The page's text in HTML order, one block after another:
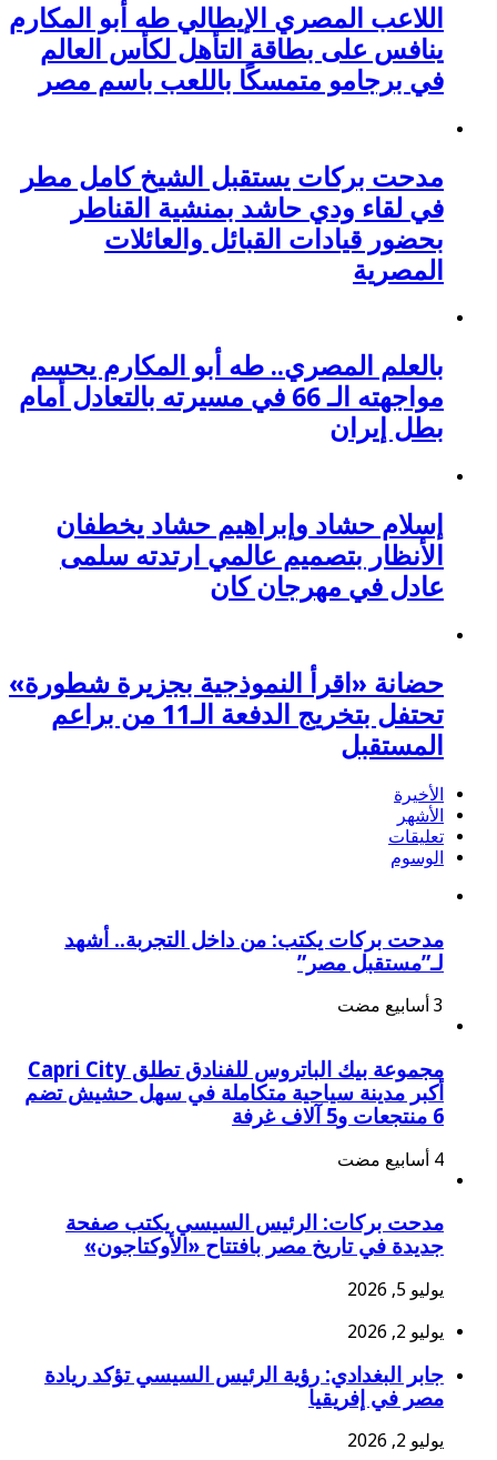
اللاعب المصري الإيطالي طه أبو المكارم
ينافس على بطاقة التأهل لكأس العالم
في برجامو متمسكًا باللعب باسم مصر
مدحت بركات يستقبل الشيخ كامل مطر
في لقاء ودي حاشد بمنشية القناطر
بحضور قيادات القبائل والعائلات
المصرية
بالعلم المصري.. طه أبو المكارم يحسم
مواجهته الـ 66 في مسيرته بالتعادل أمام
بطل إيران
إسلام حشاد وإبراهيم حشاد يخطفان
الأنظار بتصميم عالمي ارتدته سلمى
عادل في مهرجان كان
حضانة «اقرأ النموذجية بجزيرة شطورة»
تحتفل بتخريج الدفعة الـ11 من براعم
المستقبل
الأخيرة
الأشهر
تعليقات
الوسوم
مدحت بركات يكتب: من داخل التجربة.. أشهد
لـ”مستقبل مصر”
مجموعة بيك الباتروس للفنادق تطلق Capri City
أكبر مدينة سياحية متكاملة في سهل حشيش تضم
6 منتجعات و5 آلاف غرفة
مدحت بركات: الرئيس السيسي يكتب صفحة
جديدة في تاريخ مصر بافتتاح «الأوكتاجون»
يوليو 5, 2026
يوليو 2, 2026
جابر البغدادي: رؤية الرئيس السيسي تؤكد ريادة
مصر في إفريقيا
يوليو 2, 2026